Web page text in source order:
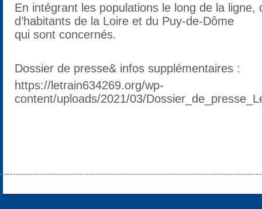
En intégrant les populations le long de la ligne,
d’habitants de la Loire et du Puy-de-Dôme
qui sont concernés.
Dossier de presse& infos supplémentaires :
https://letrain634269.org/wp-
content/uploads/2021/03/